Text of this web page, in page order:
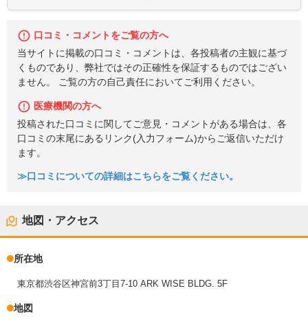
口コミ・コメントをご覧の方へ
当サイトに掲載の口コミ・コメントは、各投稿者の主観に基づ
くものであり、弊社ではその正確性を保証するものではござい
ません。 ご覧の方の自己責任においてご利用ください。
医療機関の方へ
投稿された口コミに関してご意見・コメントがある場合は、各
口コミの末尾にあるリンク(入力フォーム)からご返信いただけ
ます。
≫口コミについての詳細はこちらをご覧ください。
地図・アクセス
所在地
東京都渋谷区神宮前3丁目7-10 ARK WISE BLDG. 5F
地図